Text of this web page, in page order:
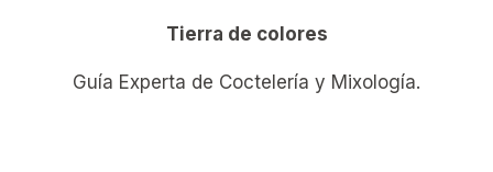
MARTINI:
PREPARACIÓN
Tierra de colores
Guía Experta de Coctelería y Mixología.